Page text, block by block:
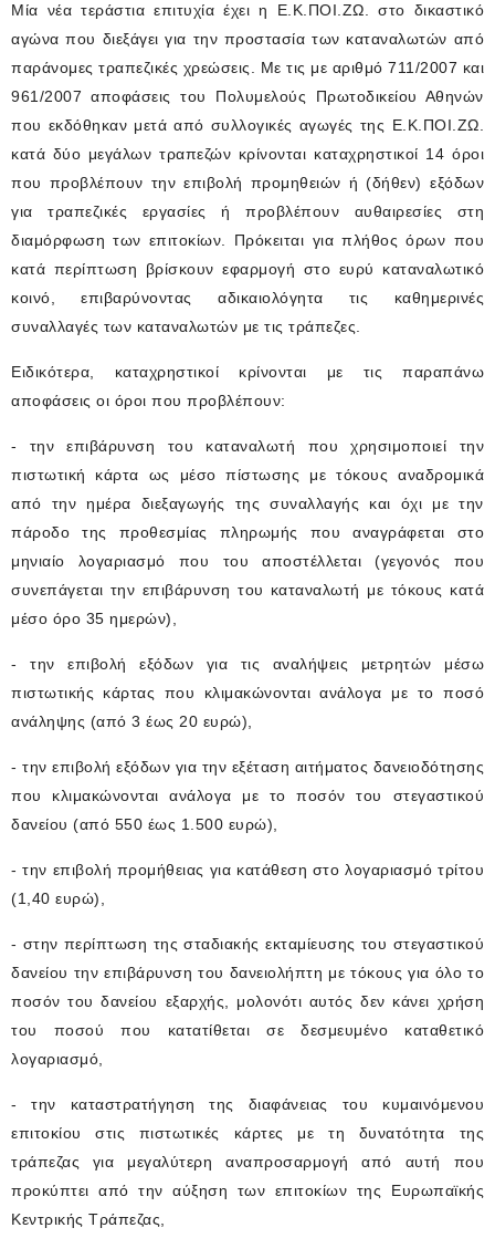
Μία νέα τεράστια επιτυχία έχει η Ε.Κ.ΠΟΙ.ΖΩ. στο δικαστικό
αγώνα που διεξάγει για την προστασία των καταναλωτών από
παράνομες τραπεζικές χρεώσεις. Με τις με αριθμό 711/2007 και
961/2007 αποφάσεις του Πολυμελούς Πρωτοδικείου Αθηνών
που εκδόθηκαν μετά από συλλογικές αγωγές της Ε.Κ.ΠΟΙ.ΖΩ.
κατά δύο μεγάλων τραπεζών κρίνονται καταχρηστικοί 14 όροι
που προβλέπουν την επιβολή προμηθειών ή (δήθεν) εξόδων
για τραπεζικές εργασίες ή προβλέπουν αυθαιρεσίες στη
διαμόρφωση των επιτοκίων. Πρόκειται για πλήθος όρων που
κατά περίπτωση βρίσκουν εφαρμογή στο ευρύ καταναλωτικό
κοινό, επιβαρύνοντας αδικαιολόγητα τις καθημερινές
συναλλαγές των καταναλωτών με τις τράπεζες.
Ειδικότερα, καταχρηστικοί κρίνονται με τις παραπάνω
αποφάσεις οι όροι που προβλέπουν:
- την επιβάρυνση του καταναλωτή που χρησιμοποιεί την
πιστωτική κάρτα ως μέσο πίστωσης με τόκους αναδρομικά
από την ημέρα διεξαγωγής της συναλλαγής και όχι με την
πάροδο της προθεσμίας πληρωμής που αναγράφεται στο
μηνιαίο λογαριασμό που του αποστέλλεται (γεγονός που
συνεπάγεται την επιβάρυνση του καταναλωτή με τόκους κατά
μέσο όρο 35 ημερών),
- την επιβολή εξόδων για τις αναλήψεις μετρητών μέσω
πιστωτικής κάρτας που κλιμακώνονται ανάλογα με το ποσό
ανάληψης (από 3 έως 20 ευρώ),
- την επιβολή εξόδων για την εξέταση αιτήματος δανειοδότησης
που κλιμακώνονται ανάλογα με το ποσόν του στεγαστικού
δανείου (από 550 έως 1.500 ευρώ),
- την επιβολή προμήθειας για κατάθεση στο λογαριασμό τρίτου
(1,40 ευρώ),
- στην περίπτωση της σταδιακής εκταμίευσης του στεγαστικού
δανείου την επιβάρυνση του δανειολήπτη με τόκους για όλο το
ποσόν του δανείου εξαρχής, μολονότι αυτός δεν κάνει χρήση
του ποσού που κατατίθεται σε δεσμευμένο καταθετικό
λογαριασμό,
- την καταστρατήγηση της διαφάνειας του κυμαινόμενου
επιτοκίου στις πιστωτικές κάρτες με τη δυνατότητα της
τράπεζας για μεγαλύτερη αναπροσαρμογή από αυτή που
προκύπτει από την αύξηση των επιτοκίων της Ευρωπαϊκής
Κεντρικής Τράπεζας,